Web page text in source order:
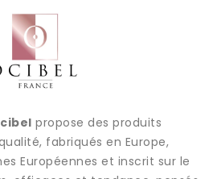
propose des produits
fabriqués en Europe,
Européennes et inscrit sur le